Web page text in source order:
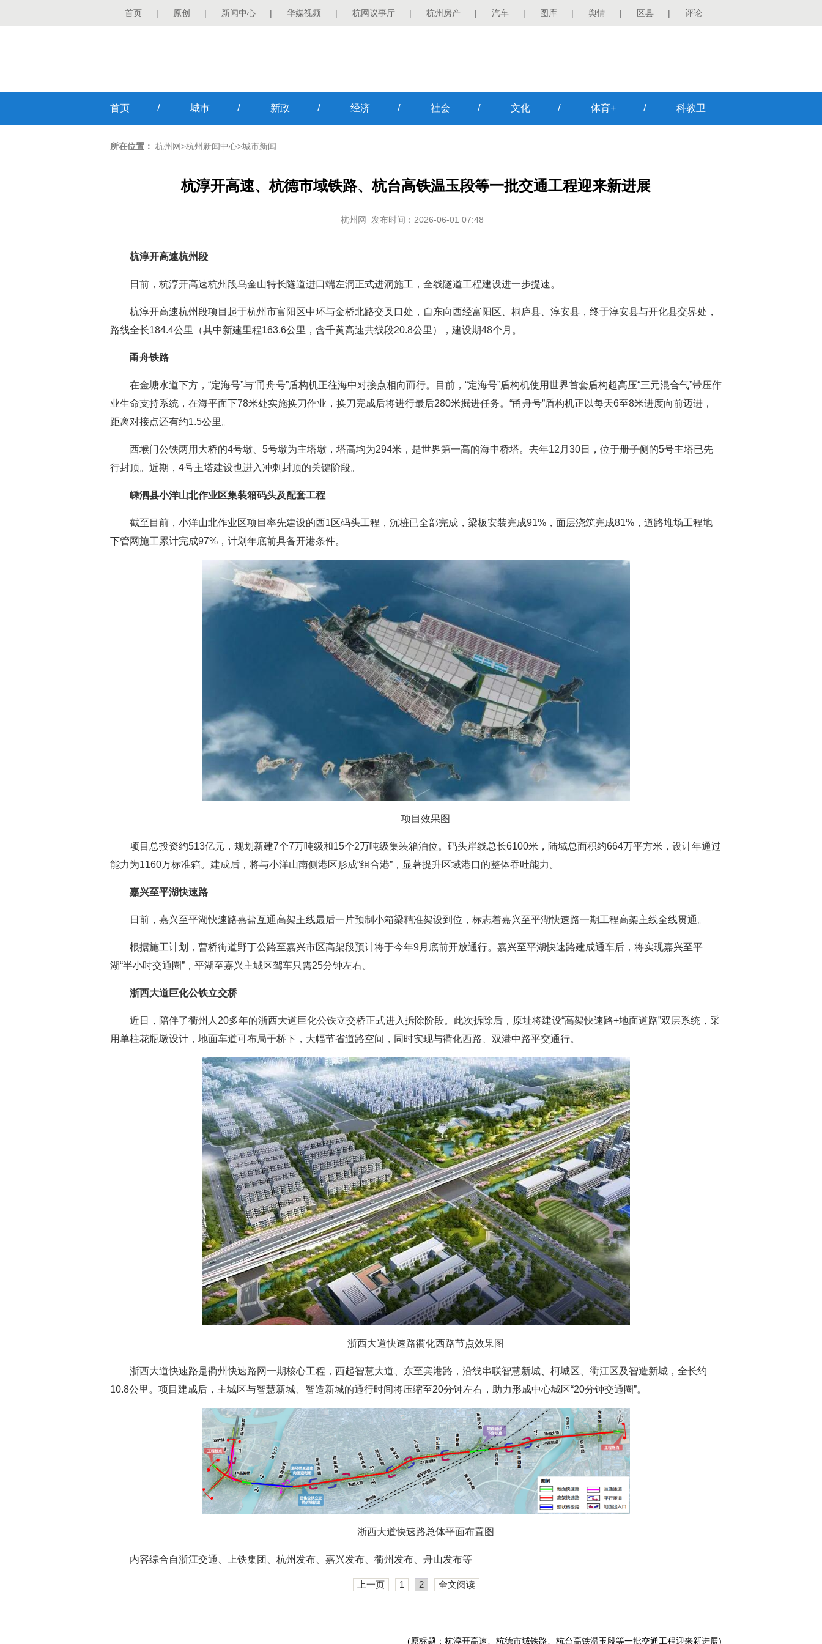
首页 | 原创 | 新闻中心 | 华媒视频 | 杭网议事厅 | 杭州房产 | 汽车 | 图库 | 舆情 | 区县 | 评论
首页 / 城市 / 新政 / 经济 / 社会 / 文化 / 体育+ / 科教卫
所在位置： 杭州网>杭州新闻中心>城市新闻
杭淳开高速、杭德市域铁路、杭台高铁温玉段等一批交通工程迎来新进展
杭州网 发布时间：2026-06-01 07:48
杭淳开高速杭州段
日前，杭淳开高速杭州段乌金山特长隧道进口端左洞正式进洞施工，全线隧道工程建设进一步提速。
杭淳开高速杭州段项目起于杭州市富阳区中环与金桥北路交叉口处，自东向西经富阳区、桐庐县、淳安县，终于淳安县与开化县交界处，
路线全长184.4公里（其中新建里程163.6公里，含千黄高速共线段20.8公里），建设期48个月。
甬舟铁路
在金塘水道下方，“定海号”与“甬舟号”盾构机正往海中对接点相向而行。目前，“定海号”盾构机使用世界首套盾构超高压“三元混合气”带压作
业生命支持系统，在海平面下78米处实施换刀作业，换刀完成后将进行最后280米掘进任务。“甬舟号”盾构机正以每天6至8米进度向前迈进，
距离对接点还有约1.5公里。
西堠门公铁两用大桥的4号墩、5号墩为主塔墩，塔高均为294米，是世界第一高的海中桥塔。去年12月30日，位于册子侧的5号主塔已先
行封顶。近期，4号主塔建设也进入冲刺封顶的关键阶段。
嵊泗县小洋山北作业区集装箱码头及配套工程
截至目前，小洋山北作业区项目率先建设的西1区码头工程，沉桩已全部完成，梁板安装完成91%，面层浇筑完成81%，道路堆场工程地
下管网施工累计完成97%，计划年底前具备开港条件。
项目效果图
项目总投资约513亿元，规划新建7个7万吨级和15个2万吨级集装箱泊位。码头岸线总长6100米，陆域总面积约664万平方米，设计年通过
能力为1160万标准箱。建成后，将与小洋山南侧港区形成“组合港”，显著提升区域港口的整体吞吐能力。
嘉兴至平湖快速路
日前，嘉兴至平湖快速路嘉盐互通高架主线最后一片预制小箱梁精准架设到位，标志着嘉兴至平湖快速路一期工程高架主线全线贯通。
根据施工计划，曹桥街道野丁公路至嘉兴市区高架段预计将于今年9月底前开放通行。嘉兴至平湖快速路建成通车后，将实现嘉兴至平
湖“半小时交通圈”，平湖至嘉兴主城区驾车只需25分钟左右。
浙西大道巨化公铁立交桥
近日，陪伴了衢州人20多年的浙西大道巨化公铁立交桥正式进入拆除阶段。此次拆除后，原址将建设“高架快速路+地面道路”双层系统，采
用单柱花瓶墩设计，地面车道可布局于桥下，大幅节省道路空间，同时实现与衢化西路、双港中路平交通行。
浙西大道快速路衢化西路节点效果图
浙西大道快速路是衢州快速路网一期核心工程，西起智慧大道、东至宾港路，沿线串联智慧新城、柯城区、衢江区及智造新城，全长约
10.8公里。项目建成后，主城区与智慧新城、智造新城的通行时间将压缩至20分钟左右，助力形成中心城区“20分钟交通圈”。
浙西大道快速路总体平面布置图
内容综合自浙江交通、上铁集团、杭州发布、嘉兴发布、衢州发布、舟山发布等
上一页 1 2 全文阅读
(原标题：杭淳开高速、杭德市域铁路、杭台高铁温玉段等一批交通工程迎来新进展)